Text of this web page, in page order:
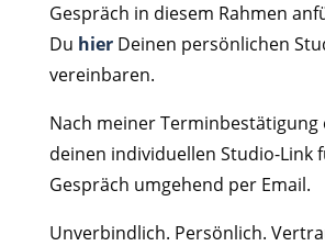
Gespräch in diesem Rahmen
Du hierDeinen persönlichen
vereinbaren.
Nach meiner Terminbestätigung
deinen individuellen Studio-Link
Gespräch umgehend per Email.
Unverbindlich. Persönlich.